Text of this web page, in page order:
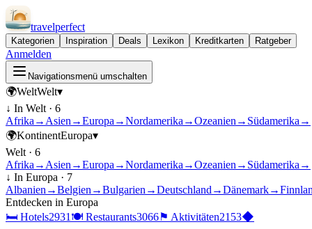
travelperfect
Kategorien Inspiration Deals Lexikon Kreditkarten Ratgeber
Anmelden
Navigationsmenü umschalten
🌍WeltWelt▾
↓ In Welt · 6
Afrika → Asien →Europa →Nordamerika →Ozeanien → Südamerika →
🌍KontinentEuropa▾
Welt · 6
Afrika → Asien →Europa →Nordamerika →Ozeanien → Südamerika →
↓ In Europa · 7
Albanien →Belgien →Bulgarien →Deutschland →Dänemark→
Entdecken in Europa
🛏 Hotels2931 🍽 Restaurants3066⚑ Aktivitäten2153◆